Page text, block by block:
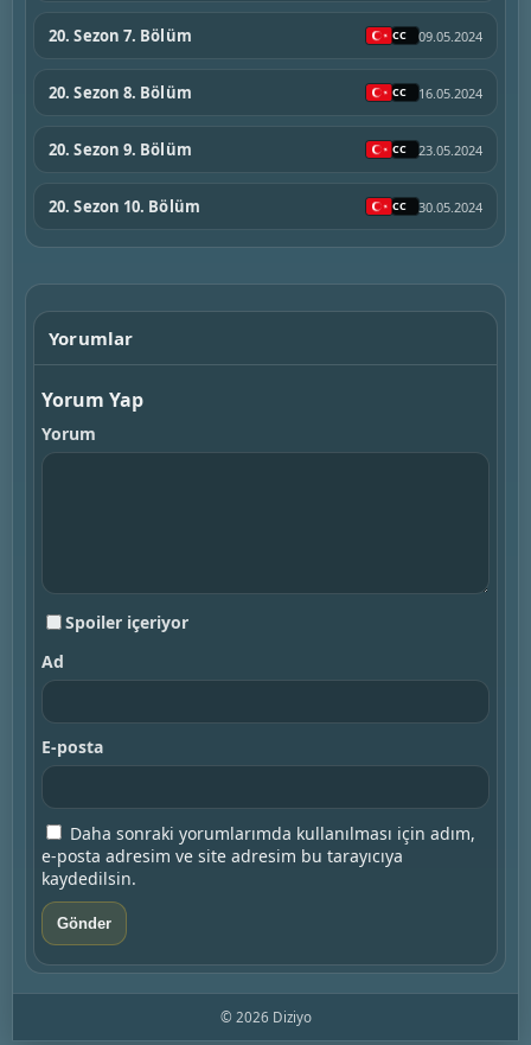
20. Sezon 7. Bölüm 09.05.2024
20. Sezon 8. Bölüm 16.05.2024
20. Sezon 9. Bölüm 23.05.2024
20. Sezon 10. Bölüm 30.05.2024
Yorumlar
Yorum Yap
Yorum
Spoiler içeriyor
Ad
E-posta
Daha sonraki yorumlarımda kullanılması için adım,
e-posta adresim ve site adresim bu tarayıcıya
kaydedilsin.
© 2026 Diziyo